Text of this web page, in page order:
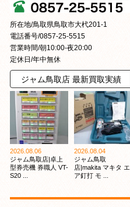
所在地/鳥取県鳥取市大杙201-1
電話番号/0857-25-5515
営業時間/朝10:00-夜20:00
定休日/年中無休
ジャム鳥取店 最新買取実績
2026.08.06
ジャム鳥取店|卓上
型券売機 券職人 VT-
S20 ...
2026.08.04
ジャム鳥取
店|makita マキタ エ
ア釘打 モ ...